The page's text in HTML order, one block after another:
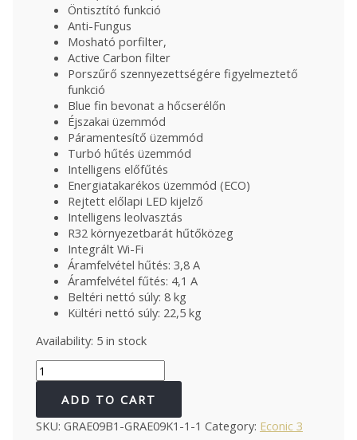
Öntisztító funkció
Anti-Fungus
Mosható porfilter,
Active Carbon filter
Porszűrő szennyezettségére figyelmeztető
funkció
Blue fin bevonat a hőcserélőn
Éjszakai üzemmód
Páramentesítő üzemmód
Turbó hűtés üzemmód
Intelligens előfűtés
Energiatakarékos üzemmód (ECO)
Rejtett előlapi LED kijelző
Intelligens leolvasztás
R32 környezetbarát hűtőközeg
Integrált Wi-Fi
Áramfelvétel hűtés: 3,8 A
Áramfelvétel fűtés: 4,1 A
Beltéri nettó súly: 8 kg
Kültéri nettó súly: 22,5 kg
Availability: 5 in stock
RCOOL
ECONIC
GRAE18B1-
GRAE18K1
ADD TO CART
SKU:GRAE09B1-GRAE09K1-1-1 Category: Econic 3